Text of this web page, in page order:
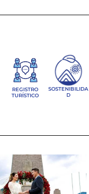
REGISTRO
TURÍSTICO
SOSTENIBILIDA
D
a